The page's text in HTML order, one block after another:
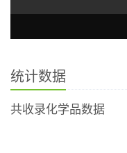
统计数据
共收录化学品数据